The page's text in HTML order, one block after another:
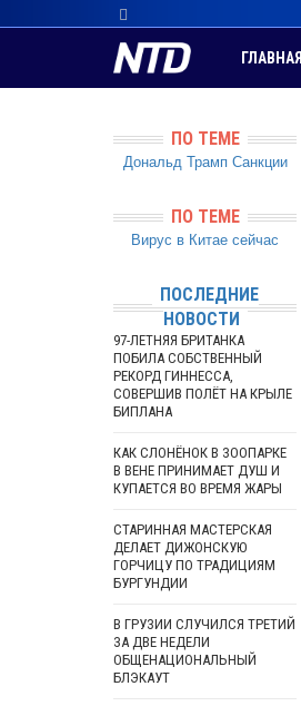
ГЛАВНАЯ
ПО ТЕМЕ
Дональд Трамп Санкции
ПО ТЕМЕ
Вирус в Китае сейчас
ПОСЛЕДНИЕ
НОВОСТИ
97-ЛЕТНЯЯ БРИТАНКА
ПОБИЛА СОБСТВЕННЫЙ
РЕКОРД ГИННЕССА,
СОВЕРШИВ ПОЛЁТ НА КРЫЛЕ
БИПЛАНА
КАК СЛОНЁНОК В ЗООПАРКЕ
В ВЕНЕ ПРИНИМАЕТ ДУШ И
КУПАЕТСЯ ВО ВРЕМЯ ЖАРЫ
СТАРИННАЯ МАСТЕРСКАЯ
ДЕЛАЕТ ДИЖОНСКУЮ
ГОРЧИЦУ ПО ТРАДИЦИЯМ
БУРГУНДИИ
В ГРУЗИИ СЛУЧИЛСЯ ТРЕТИЙ
ЗА ДВЕ НЕДЕЛИ
ОБЩЕНАЦИОНАЛЬНЫЙ
БЛЭКАУТ